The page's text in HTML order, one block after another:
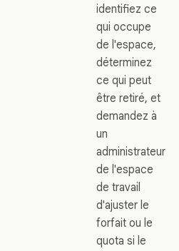
identifiez ce
qui occupe
de l'espace,
déterminez
ce qui peut
être retiré, et
demandez à
un
administrateur
de l'espace
de travail
d'ajuster le
forfait ou le
quota si le